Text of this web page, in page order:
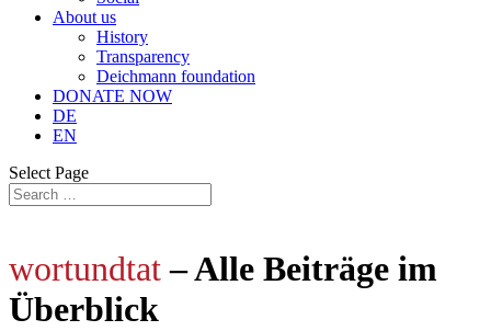
About us
History
Transparency
Deichmann foundation
DONATE NOW
DE
EN
Select Page
wortundtat– Alle Beiträge im
Überblick